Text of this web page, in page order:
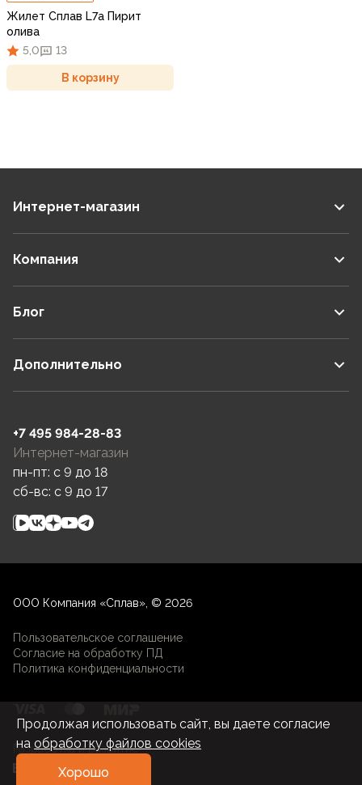
Жилет Сплав L7a Пирит
олива
5,0
13
В корзину
Интернет-магазин
Компания
Блог
Дополнительно
+7 495 984-28-83
Интернет-магазин
пн-пт: c 9 до 18
сб-вс: c 9 до 17
ООО Компания «Сплав», © 2026
Пользовательское соглашение
Согласие на обработку ПД
Политика конфиденциальности
Разработка и развитие
Продолжая использовать сайт, вы даете согласие
на обработку файлов cookies
Хорошо